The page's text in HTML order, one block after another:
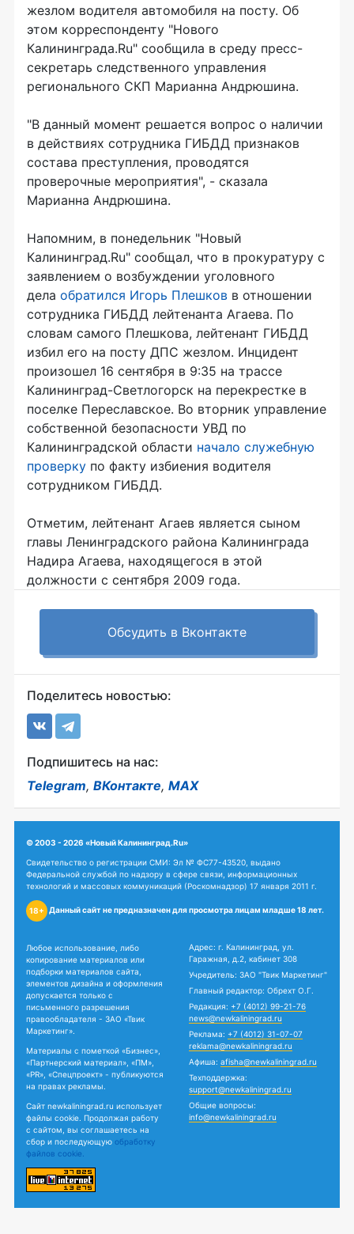
жезлом водителя автомобиля на посту. Об
этом корреспонденту "Нового
Калининграда.Ru" сообщила в среду пресс-
секретарь следственного управления
регионального СКП Марианна Андрюшина.
"В данный момент решается вопрос о наличии
в действиях сотрудника ГИБДД признаков
состава преступления, проводятся
проверочные мероприятия", - сказала
Марианна Андрюшина.
Напомним, в понедельник "Новый
Калининград.Ru" сообщал, что в прокуратуру с
заявлением о возбуждении уголовного
дела обратился Игорь Плешков в отношении
сотрудника ГИБДД лейтенанта Агаева. По
словам самого Плешкова, лейтенант ГИБДД
избил его на посту ДПС жезлом. Инцидент
произошел 16 сентября в 9:35 на трассе
Калининград-Светлогорск на перекрестке в
поселке Переславское. Во вторник управление
собственной безопасности УВД по
Калининградской области начало служебную
проверку по факту избиения водителя
сотрудником ГИБДД.
Отметим, лейтенант Агаев является сыном
главы Ленинградского района Калининграда
Надира Агаева, находящегося в этой
должности с сентября 2009 года.
Обсудить в Вконтакте
Поделитесь новостью:
Подпишитесь на нас:
Telegram, ВКонтакте, MAX
© 2003 - 2026 «Новый Калининград.Ru»
Свидетельство о регистрации СМИ: Эл № ФС77-43520, выдано
Федеральной службой по надзору в сфере связи, информационных
технологий и массовых коммуникаций (Роскомнадзор) 17 января 2011 г.
18+ Данный сайт не предназначен для просмотра лицам младше 18 лет.
Любое использование, либо
копирование материалов или
подборки материалов сайта,
элементов дизайна и оформления
допускается только с
письменного разрешения
правообладателя - ЗАО «Твик
Маркетинг».
Материалы с пометкой «Бизнес»,
«Партнерский материал», «ПМ»,
«PR», «Спецпроект» - публикуются
на правах рекламы.
Сайт newkaliningrad.ru использует
файлы cookie. Продолжая работу
с сайтом, вы соглашаетесь на
сбор и последующую обработку
файлов cookie.
Адрес: г. Калининград, ул.
Гаражная, д.2, кабинет 308
Учредитель: ЗАО "Твик Маркетинг"
Главный редактор: Обрехт О.Г.
Редакция: +7 (4012) 99-21-76
news@newkaliningrad.ru
Реклама: +7 (4012) 31-07-07
reklama@newkaliningrad.ru
Афиша: afisha@newkaliningrad.ru
Техподдержка:
support@newkaliningrad.ru
Общие вопросы:
info@newkaliningrad.ru